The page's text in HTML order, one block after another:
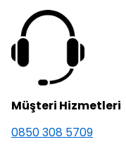
Müşteri Hizmetleri
0850 308 5709